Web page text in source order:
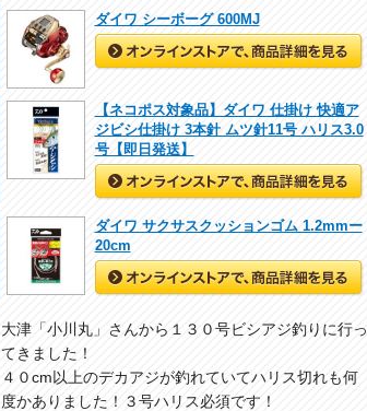
42cmと41cm
ダイワ シーボーグ 600MJ
【ネコポス対象品】ダイワ 仕掛け 快適ア
ジビシ仕掛け 3本針 ムツ針11号 ハリス3.0
号【即日発送】
ダイワ サクサスクッションゴム 1.2mmー
20cm
大津「小川丸」さんから１３０号ビシアジ釣りに行っ
てきました！
４０cm以上のデカアジが釣れていてハリス切れも何
度かありました！３号ハリス必須です！